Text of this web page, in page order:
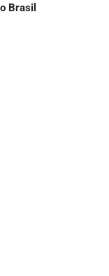
Brasil